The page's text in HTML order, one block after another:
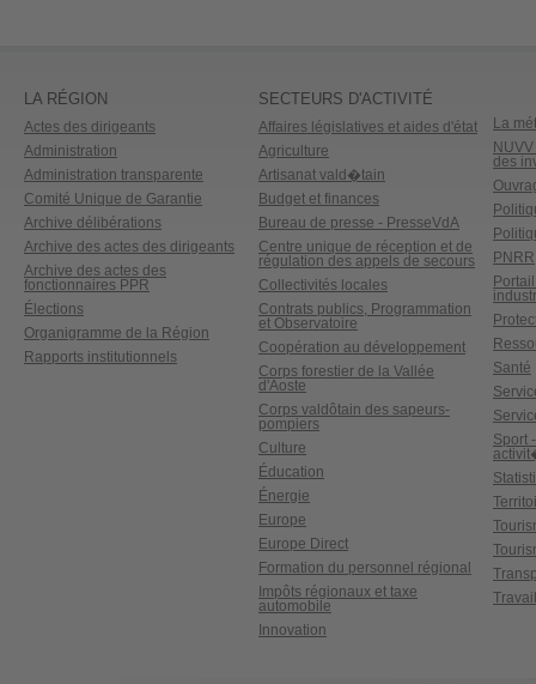
LA RÉGION
Actes des dirigeants
Administration
Administration transparente
Comité Unique de Garantie
Archive délibérations
Archive des actes des dirigeants
Archive des actes des
fonctionnaires PPR
Élections
Organigramme de la Région
Rapports institutionnels
SECTEURS D'ACTIVITÉ
Affaires législatives et aides d'état
Agriculture
Artisanat vald�tain
Budget et finances
Bureau de presse - PresseVdA
Centre unique de réception et de
régulation des appels de secours
Collectivités locales
Contrats publics, Programmation
et Observatoire
Coopération au développement
Corps forestier de la Vallée
d'Aoste
Corps valdôtain des sapeurs-
pompiers
Culture
Éducation
Énergie
Europe
Europe Direct
Formation du personnel régional
Impôts régionaux et taxe
automobile
Innovation
La
des
PNRR
Santé
Sport
Travail